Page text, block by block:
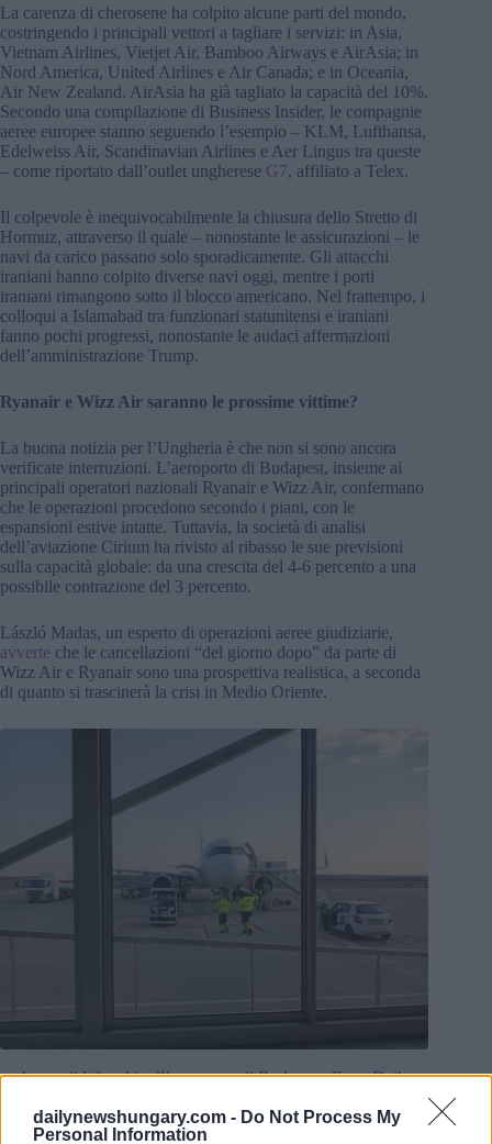
dailynewshungary.com - Do Not Process My
Personal Information
La carenza di cherosene ha colpito alcune parti del mondo,
costringendo i principali vettori a tagliare i servizi: in Asia,
Vietnam Airlines, Vietjet Air, Bamboo Airways e AirAsia; in
Nord America, United Airlines e Air Canada; e in Oceania,
Air New Zealand. AirAsia ha già tagliato la capacità del 10%.
Secondo una compilazione di Business Insider, le compagnie
aeree europee stanno seguendo l’esempio – KLM, Lufthansa,
Edelweiss Air, Scandinavian Airlines e Aer Lingus tra queste
– come riportato dall’outlet ungherese G7, affiliato a Telex.
Il colpevole è inequivocabilmente la chiusura dello Stretto di
Hormuz, attraverso il quale – nonostante le assicurazioni – le
navi da carico passano solo sporadicamente. Gli attacchi
iraniani hanno colpito diverse navi oggi, mentre i porti
iraniani rimangono sotto il blocco americano. Nel frattempo, i
colloqui a Islamabad tra funzionari statunitensi e iraniani
fanno pochi progressi, nonostante le audaci affermazioni
dell’amministrazione Trump.
Ryanair e Wizz Air saranno le prossime vittime?
La buona notizia per l’Ungheria è che non si sono ancora
verificate interruzioni. L’aeroporto di Budapest, insieme ai
principali operatori nazionali Ryanair e Wizz Air, confermano
che le operazioni procedono secondo i piani, con le
espansioni estive intatte. Tuttavia, la società di analisi
dell’aviazione Cirium ha rivisto al ribasso le sue previsioni
sulla capacità globale: da una crescita del 4-6 percento a una
possibile contrazione del 3 percento.
László Madas, un esperto di operazioni aeree giudiziarie,
avverte che le cancellazioni “del giorno dopo” da parte di
Wizz Air e Ryanair sono una prospettiva realistica, a seconda
di quanto si trascinerà la crisi in Medio Oriente.
Aereo di Wizz Air all’aeroporto di Budapest. Foto: Daily
L’aeroporto di Budapest ha abbastanza cherosene?